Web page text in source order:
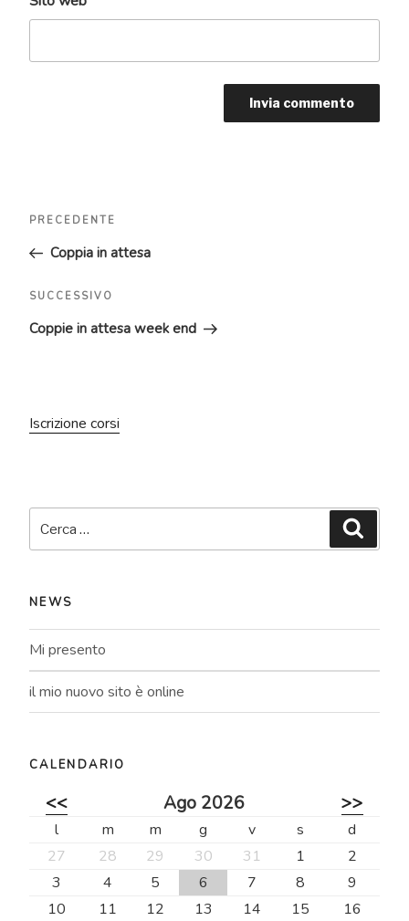
Articolo
precedente:
PRECEDENTE
Coppia in attesa
Articolo
successivo
SUCCESSIVO
Coppie in attesa week end
Iscrizione corsi
NEWS
Mi presento
il mio nuovo sito è online
CALENDARIO
<< Ago 2026 >>
l m m g v s
d
27
28 29 30 31 1
2
3
4 5 6 7 8
9
10
11 12 13 14 15
16